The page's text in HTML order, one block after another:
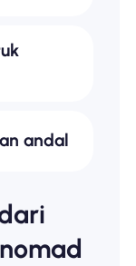
andal